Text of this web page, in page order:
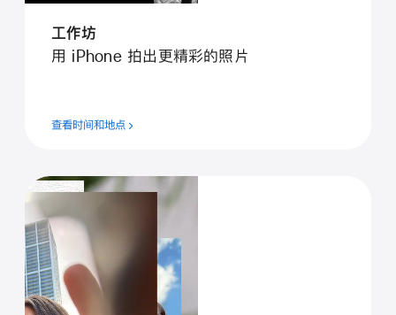
工作坊
用 iPhone 拍出更精彩的照片
查看时间和地点